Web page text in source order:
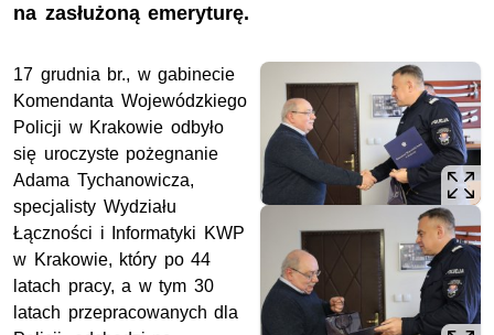
na zasłużoną emeryturę.
17 grudnia br., w gabinecie
Komendanta Wojewódzkiego
Policji w Krakowie odbyło
się uroczyste pożegnanie
Adama Tychanowicza,
specjalisty Wydziału
Łączności i Informatyki KWP
w Krakowie, który po 44
latach pracy, a w tym 30
latach przepracowanych dla